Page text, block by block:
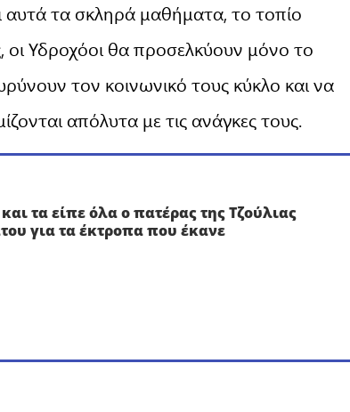
τα σκληρά μαθήματα, το τοπίο
οι Υδροχόοι θα προσελκύουν μόνο το
τον κοινωνικό τους κύκλο και να
απόλυτα με τις ανάγκες τους.
τα είπε όλα ο πατέρας της Τζούλιας
για τα έκτροπα που έκανε